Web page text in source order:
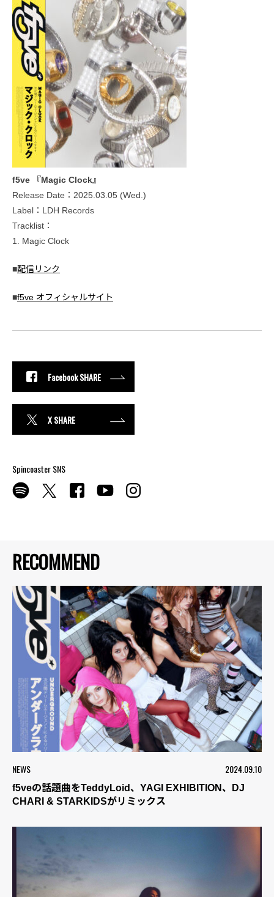
RECOMMEND
NEWS 2024.09.10
f5veの話題曲をTeddyLoid、YAGI EXHIBITION、DJ
CHARI & STARKIDSがリミックス
f5ve 『Magic Clock』
Release Date：2025.03.05 (Wed.)
Label：LDH Records
Tracklist：
1. Magic Clock
■配信リンク
■f5ve オフィシャルサイト
Facebook SHARE
X SHARE
Spincoaster SNS